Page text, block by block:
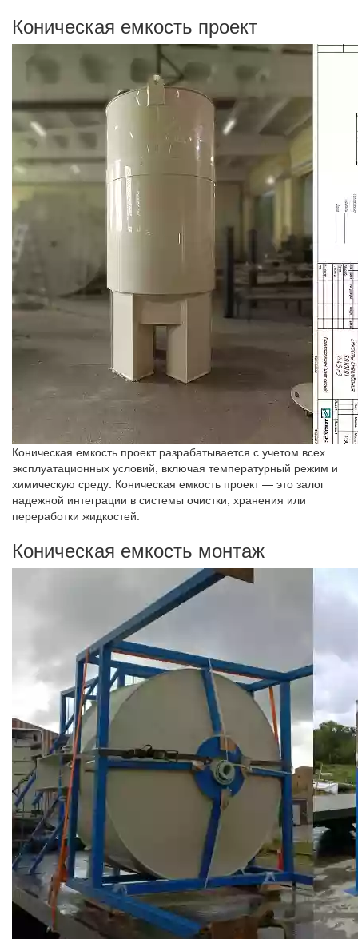
Коническая емкость проект
Коническая емкость проект разрабатывается с учетом всех
эксплуатационных условий, включая температурный режим и
химическую среду. Коническая емкость проект — это залог
надежной интеграции в системы очистки, хранения или
переработки жидкостей.
Коническая емкость монтаж